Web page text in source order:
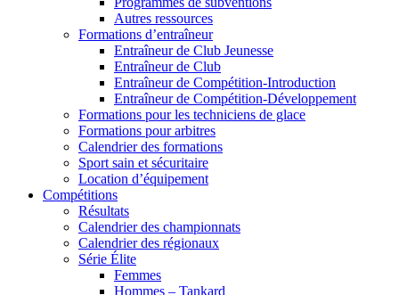
Autres ressources
Formations d’entraîneur
Entraîneur de Club Jeunesse
Entraîneur de Club
Entraîneur de Compétition-Introduction
Entraîneur de Compétition-Développement
Formations pour les techniciens de glace
Formations pour arbitres
Calendrier des formations
Sport sain et sécuritaire
Location d’équipement
Compétitions
Résultats
Calendrier des championnats
Calendrier des régionaux
Série Élite
Femmes
Hommes – Tankard